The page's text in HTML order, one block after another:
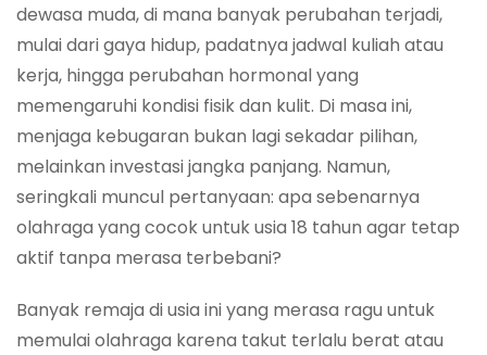
dewasa muda, di mana banyak perubahan terjadi,
mulai dari gaya hidup, padatnya jadwal kuliah atau
kerja, hingga perubahan hormonal yang
memengaruhi kondisi fisik dan kulit. Di masa ini,
menjaga kebugaran bukan lagi sekadar pilihan,
melainkan investasi jangka panjang. Namun,
seringkali muncul pertanyaan: apa sebenarnya
olahraga yang cocok untuk usia 18 tahun agar tetap
aktif tanpa merasa terbebani?
Banyak remaja di usia ini yang merasa ragu untuk
memulai olahraga karena takut terlalu berat atau